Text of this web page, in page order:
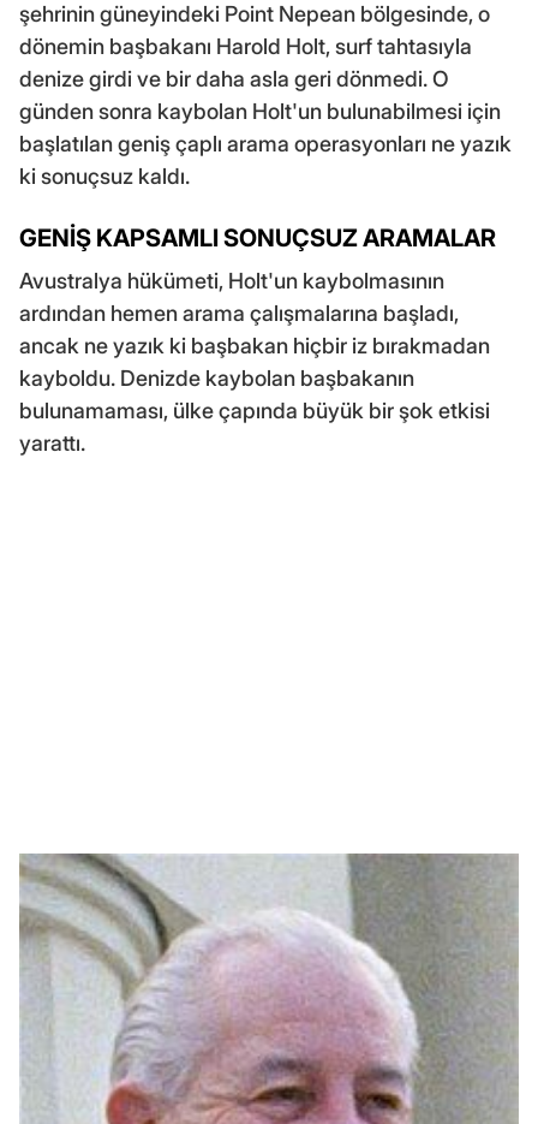
şehrinin güneyindeki Point Nepean bölgesinde, o
dönemin başbakanı Harold Holt, surf tahtasıyla
denize girdi ve bir daha asla geri dönmedi. O
günden sonra kaybolan Holt'un bulunabilmesi için
başlatılan geniş çaplı arama operasyonları ne yazık
ki sonuçsuz kaldı.
GENİŞ KAPSAMLI SONUÇSUZ ARAMALAR
Avustralya hükümeti, Holt'un kaybolmasının
ardından hemen arama çalışmalarına başladı,
ancak ne yazık ki başbakan hiçbir iz bırakmadan
kayboldu. Denizde kaybolan başbakanın
bulunamaması, ülke çapında büyük bir şok etkisi
yarattı.